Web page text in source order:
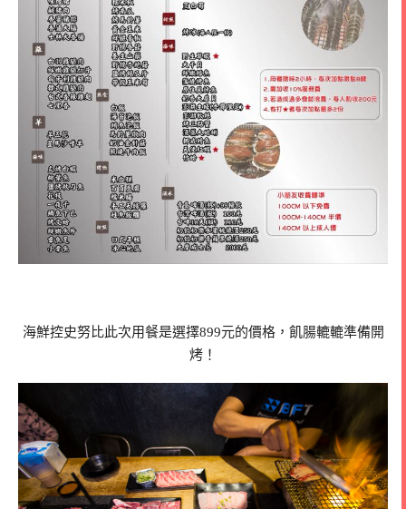
海鮮控史努比此次用餐是選擇899元的價格，飢腸轆轆準備開
烤！